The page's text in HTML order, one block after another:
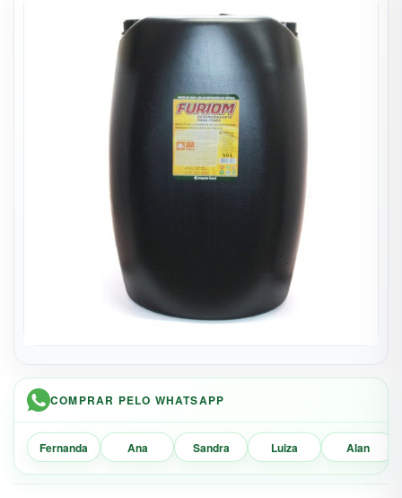
COMPRAR PELO WHATSAPP
Fernanda Ana Sandra Luiza Alan